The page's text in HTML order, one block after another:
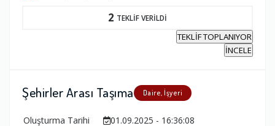
2 TEKLİF VERİLDİ
TEKLİF TOPLANIYOR
İNCELE
Şehirler Arası Taşıma Daire, İşyeri
Oluşturma Tarihi
01.09.2025 - 16:36:08